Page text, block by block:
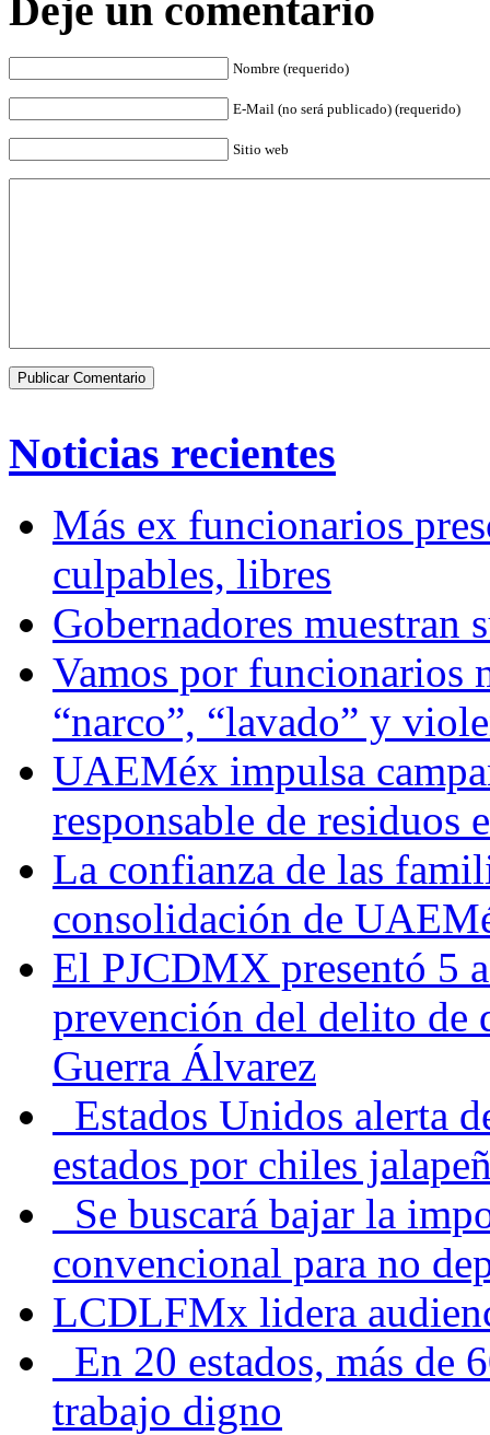
Deje un comentario
Nombre (requerido)
E-Mail (no será publicado) (requerido)
Sitio web
Noticias recientes
Más ex funcionarios
culpables, libres
Gobernadores muestran
Vamos por funcionarios
“narco”, “lavado” y
UAEMéx impulsa
responsable de residuos
La confianza de las
consolidación de
El PJCDMX presentó 5
prevención del delito de
Guerra Álvarez
Estados Unidos alerta
estados por chiles
Se buscará bajar la
convencional para no
LCDLFMx lidera
En 20 estados, más de
trabajo digno